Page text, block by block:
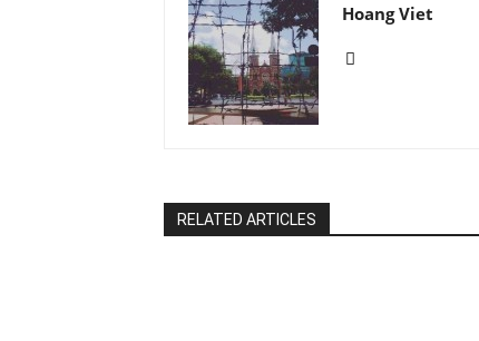
Hoang Viet
RELATED ARTICLES